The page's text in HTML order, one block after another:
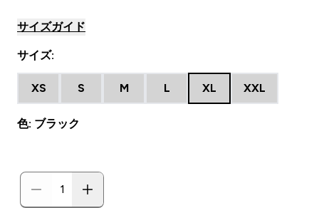
サイズガイド
サイズ:
XS S M L XL XXL
色: ブラック